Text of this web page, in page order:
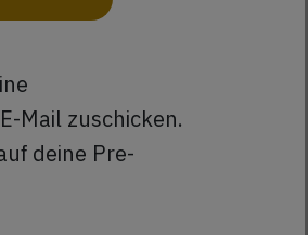
Mail zuschicken.
deine Pre-